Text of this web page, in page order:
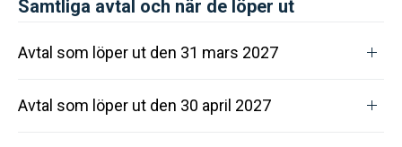
Samtliga avtal och när de löper ut
Avtal som löper ut den 31 mars 2027
Avtal som löper ut den 30 april 2027